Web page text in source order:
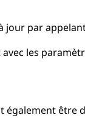
jour par
les
également